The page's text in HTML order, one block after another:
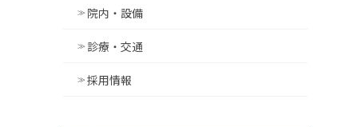
院内・設備
診療・交通
採用情報